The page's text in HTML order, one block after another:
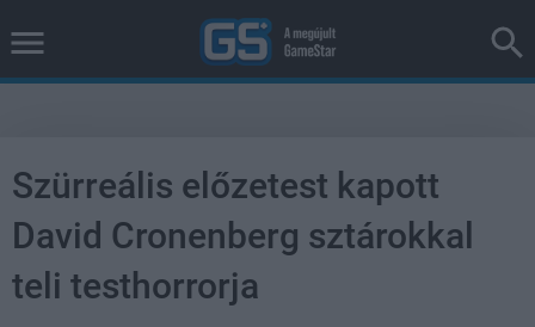
Szürreális előzetest kapott
David Cronenberg sztárokkal
teli testhorrorja